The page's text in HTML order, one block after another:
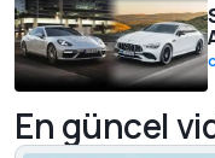
En güncel